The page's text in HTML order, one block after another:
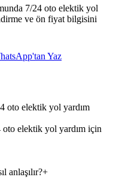
7/24 oto elektik yol
ve ön fiyat bilgisini
Yaz
oto elektik yol yardım
elektik yol yardım için
anlaşılır?+